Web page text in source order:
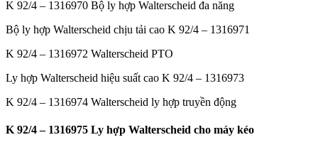
K 92/4 – 1316970 Bộ ly hợp Walterscheid đa năng
Bộ ly hợp Walterscheid chịu tải cao K 92/4 – 1316971
K 92/4 – 1316972 Walterscheid PTO
Ly hợp Walterscheid hiệu suất cao K 92/4 – 1316973
K 92/4 – 1316974 Walterscheid ly hợp truyền động
K 92/4 – 1316975 Ly hợp Walterscheid cho máy kéo